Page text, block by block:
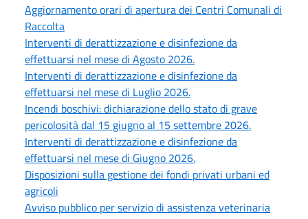
Aggiornamento orari di apertura dei Centri Comunali di
Raccolta
Interventi di derattizzazione e disinfezione da
effettuarsi nel mese di Agosto 2026.
Interventi di derattizzazione e disinfezione da
effettuarsi nel mese di Luglio 2026.
Incendi boschivi: dichiarazione dello stato di grave
pericolosità dal 15 giugno al 15 settembre 2026.
Interventi di derattizzazione e disinfezione da
effettuarsi nel mese di Giugno 2026.
Disposizioni sulla gestione dei fondi privati urbani ed
agricoli
Avviso pubblico per servizio di assistenza veterinaria